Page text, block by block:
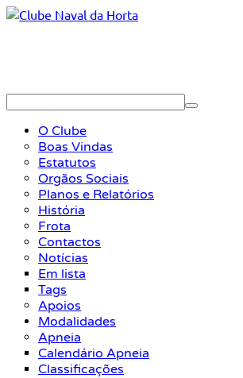
O Clube
Boas Vindas
Estatutos
Orgãos Sociais
Planos e Relatórios
História
Frota
Contactos
Notícias
Em lista
Tags
Apoios
Modalidades
Apneia
Calendário Apneia
Classificações